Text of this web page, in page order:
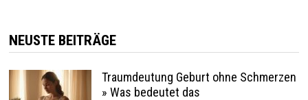
NEUSTE BEITRÄGE
Traumdeutung Geburt ohne Schmerzen
» Was bedeutet das